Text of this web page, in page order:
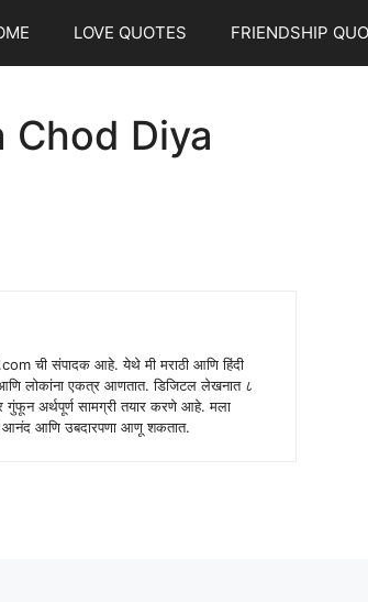
LOVE QUOTES FRIENDSHIP
Chod Diya
ची संपादक आहे. येथे मी मराठी आणि हिंदी
लोकांना एकत्र आणतात. डिजिटल लेखनात ८
गुंफून अर्थपूर्ण सामग्री तयार करणे आहे. मला
आनंद आणि उबदारपणा आणू शकतात.